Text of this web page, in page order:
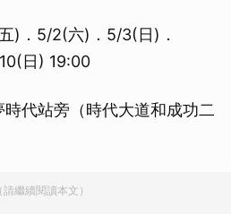
)．5/2(六)．5/3(日)．
日) 19:00
代站旁（時代大道和成功二
請繼續閱讀本文）